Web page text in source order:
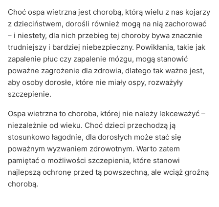
Choć ospa wietrzna jest chorobą, którą wielu z nas kojarzy
z dzieciństwem, dorośli również mogą na nią zachorować
– i niestety, dla nich przebieg tej choroby bywa znacznie
trudniejszy i bardziej niebezpieczny. Powikłania, takie jak
zapalenie płuc czy zapalenie mózgu, mogą stanowić
poważne zagrożenie dla zdrowia, dlatego tak ważne jest,
aby osoby dorosłe, które nie miały ospy, rozważyły
szczepienie.
Ospa wietrzna to choroba, której nie należy lekceważyć –
niezależnie od wieku. Choć dzieci przechodzą ją
stosunkowo łagodnie, dla dorosłych może stać się
poważnym wyzwaniem zdrowotnym. Warto zatem
pamiętać o możliwości szczepienia, które stanowi
najlepszą ochronę przed tą powszechną, ale wciąż groźną
chorobą.